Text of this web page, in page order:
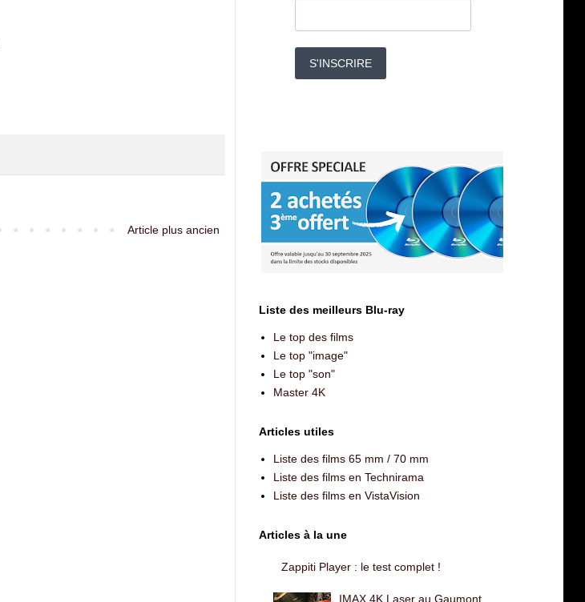
Article plus ancien
S'INSCRIRE
Liste des meilleurs Blu-ray
Le top des films
Le top "image"
Le top "son"
Master 4K
Articles utiles
Liste des films 65 mm / 70 mm
Liste des films en Technirama
Liste des films en VistaVision
Articles à la une
Zappiti Player : le test complet !
IMAX 4K Laser au Gaumont